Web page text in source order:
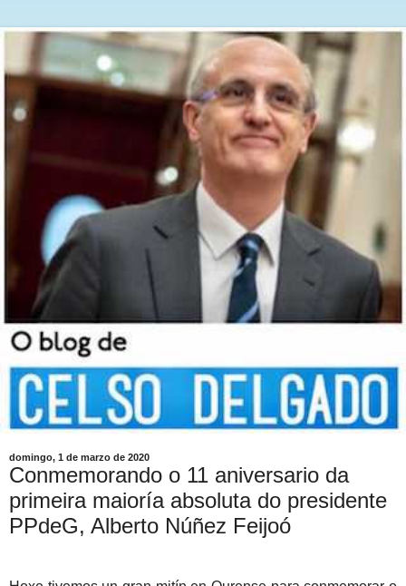
domingo, 1 de marzo de 2020
Conmemorando o 11 aniversario da
primeira maioría absoluta do presidente
PPdeG, Alberto Núñez Feijoó